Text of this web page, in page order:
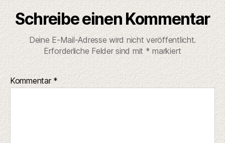
Schreibe einen Kommentar
Deine E-Mail-Adresse wird nicht veröffentlicht.
Erforderliche Felder sind mit * markiert
Kommentar *